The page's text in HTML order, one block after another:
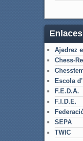
Ajedrez
Chess-
Escola
F.E.D.A.
F.I.D.E.
SEPA
TWIC